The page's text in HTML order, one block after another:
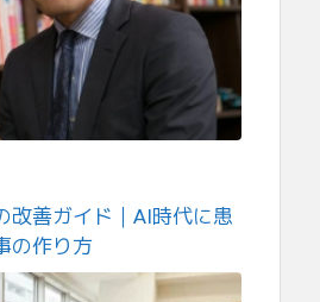
改善ガイド｜AI時代に患
の作り方